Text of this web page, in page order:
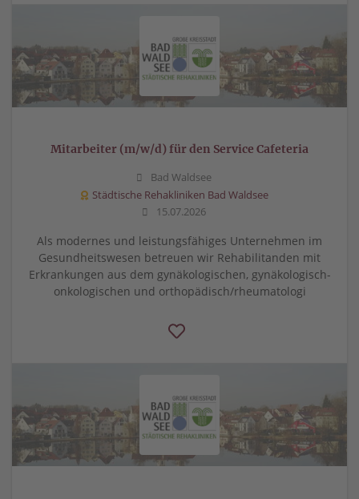
Mitarbeiter (m/w/d) für den Service Cafeteria
Bad Waldsee
Städtische Rehakliniken Bad Waldsee
15.07.2026
Als modernes und leistungsfähiges Unternehmen im
Gesundheitswesen betreuen wir Rehabilitanden mit
Erkrankungen aus dem gynäkologischen, gynäkologisch-
onkologischen und orthopädisch/rheumatologi